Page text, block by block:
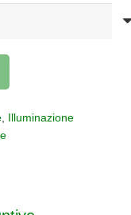
, Illuminazione